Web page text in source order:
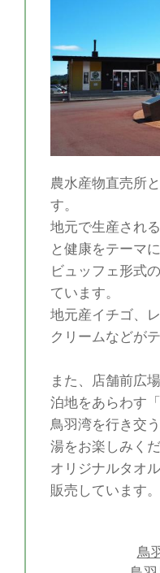
農水産物直売所
す。
地元で生産され
と健康をテーマ
ビュッフェ形式
ています。
地元産イチゴ、
クリームなどが
また、店舗前広
泊地をあらわす
鳥羽湾を行き交
湯をお楽しみくだ
オリジナルタオ
販売しています。
鳥